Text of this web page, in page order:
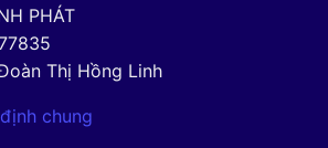
PHÁT
Thị Hồng Linh
chung